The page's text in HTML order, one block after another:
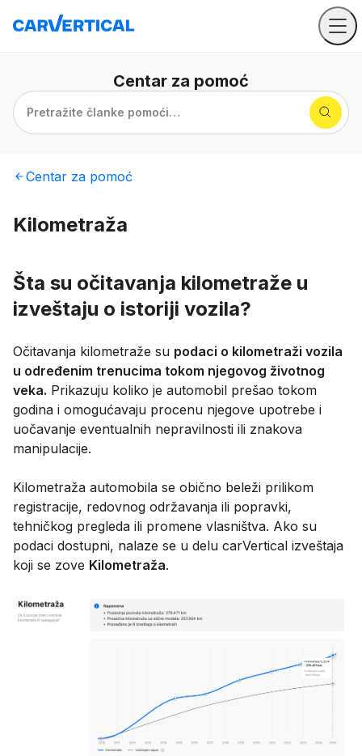
Centar za pomoć
Pretražite članke pomoći…
Centar za pomoć
Kilometraža
Šta su očitavanja kilometraže u
izveštaju o istoriji vozila?
Očitavanja kilometraže su podaci o kilometraži vozila
u određenim trenucima tokom njegovog životnog
veka. Prikazuju koliko je automobil prešao tokom
godina i omogućavaju procenu njegove upotrebe i
uočavanje eventualnih nepravilnosti ili znakova
manipulacije.
Kilometraža automobila se obično beleži prilikom
registracije, redovnog održavanja ili popravki,
tehničkog pregleda ili promene vlasništva. Ako su
podaci dostupni, nalaze se u delu carVertical izveštaja
koji se zove Kilometraža.